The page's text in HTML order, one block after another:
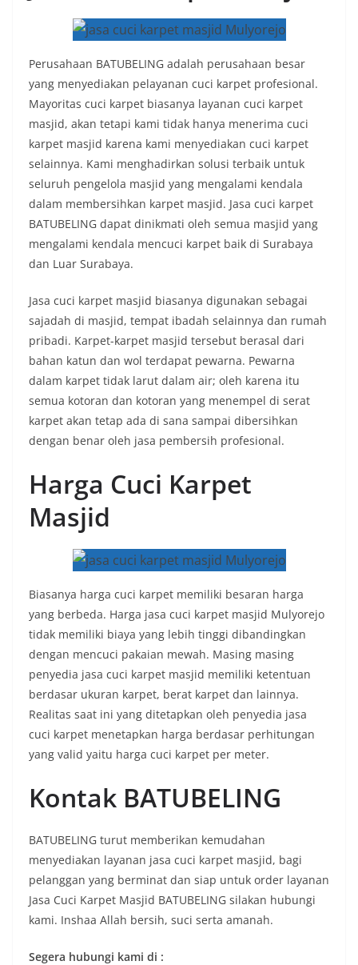
Perusahaan BATUBELING adalah perusahaan besar
yang menyediakan pelayanan cuci karpet profesional.
Mayoritas cuci karpet biasanya layanan cuci karpet
masjid, akan tetapi kami tidak hanya menerima cuci
karpet masjid karena kami menyediakan cuci karpet
selainnya. Kami menghadirkan solusi terbaik untuk
seluruh pengelola masjid yang mengalami kendala
dalam membersihkan karpet masjid. Jasa cuci karpet
BATUBELING dapat dinikmati oleh semua masjid yang
mengalami kendala mencuci karpet baik di Surabaya
dan Luar Surabaya.
Jasa cuci karpet masjid biasanya digunakan sebagai
sajadah di masjid, tempat ibadah selainnya dan rumah
pribadi. Karpet-karpet masjid tersebut berasal dari
bahan katun dan wol terdapat pewarna. Pewarna
dalam karpet tidak larut dalam air; oleh karena itu
semua kotoran dan kotoran yang menempel di serat
karpet akan tetap ada di sana sampai dibersihkan
dengan benar oleh jasa pembersih profesional.
Harga Cuci Karpet
Masjid
Biasanya harga cuci karpet memiliki besaran harga
yang berbeda. Harga jasa cuci karpet masjid Mulyorejo
tidak memiliki biaya yang lebih tinggi dibandingkan
dengan mencuci pakaian mewah. Masing masing
penyedia jasa cuci karpet masjid memiliki ketentuan
berdasar ukuran karpet, berat karpet dan lainnya.
Realitas saat ini yang ditetapkan oleh penyedia jasa
cuci karpet menetapkan harga berdasar perhitungan
yang valid yaitu harga cuci karpet per meter.
Kontak BATUBELING
BATUBELING turut memberikan kemudahan
menyediakan layanan jasa cuci karpet masjid, bagi
pelanggan yang berminat dan siap untuk order layanan
Jasa Cuci Karpet Masjid BATUBELING silakan hubungi
kami. Inshaa Allah bersih, suci serta amanah.
Segera hubungi kami di :